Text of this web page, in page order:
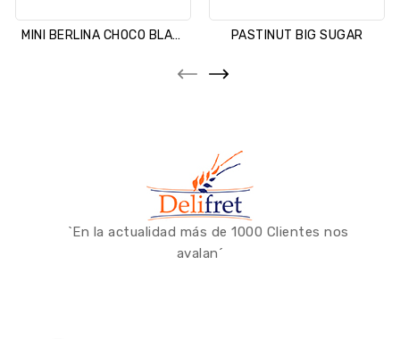
MINI BERLINA CHOCO BLANCO PASTINUT BIG SUGAR
`En la actualidad más de 1000 Clientes nos
avalan´